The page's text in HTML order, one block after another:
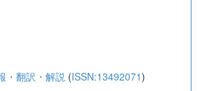
・翻訳・解説 (ISSN:13492071)